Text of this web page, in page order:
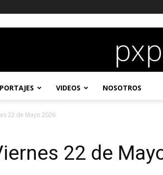
VIDEOS NOSOTROS
22 de Mayo 2026
22 de